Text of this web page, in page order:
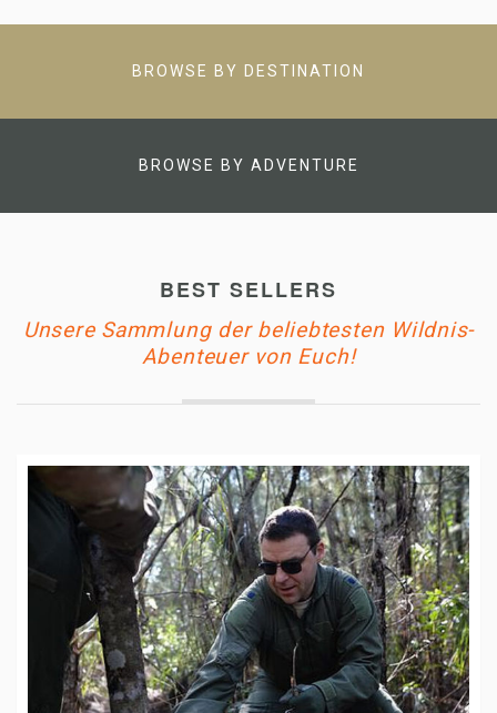
BROWSE BY DESTINATION
BROWSE BY ADVENTURE
BEST SELLERS
Unsere Sammlung der beliebtesten Wildnis-
Abenteuer von Euch!